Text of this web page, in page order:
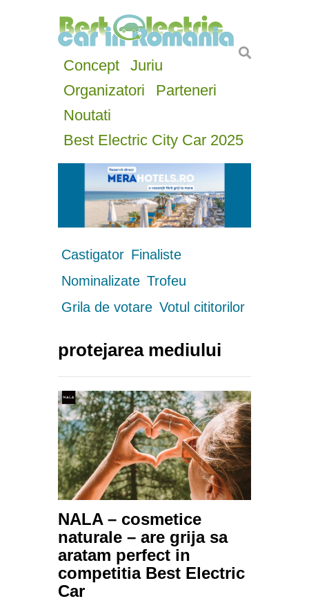
Concept
Juriu
Organizatori
Parteneri
Noutati
Best Electric City Car 2025
Castigator Finaliste
Nominalizate Trofeu
Grila de votare Votul cititorilor
protejarea mediului
NALA – cosmetice
naturale – are grija sa
aratam perfect in
competitia Best Electric
Car